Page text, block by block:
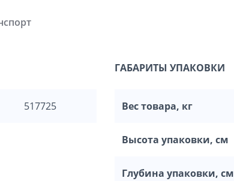
517725
ГАБАРИТЫ УПАКОВКИ
Вес товара, кг
Высота упаковки, см
Глубина упаковки, см